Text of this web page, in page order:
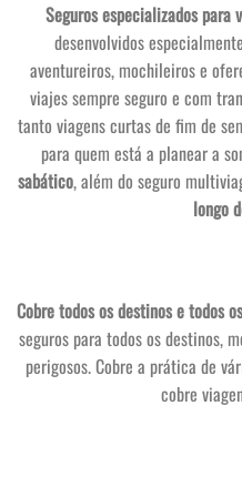
Seguros especializados para
desenvolvidos
aventureiros, mochileiros e
viajes sempre seguro e com
tanto viagens curtas de fim de
para quem está a planear a
sabático, além do seguro
longo
Cobre todos os destinos e todos
seguros para todos os destinos,
perigosos. Cobre a prática de
cobre